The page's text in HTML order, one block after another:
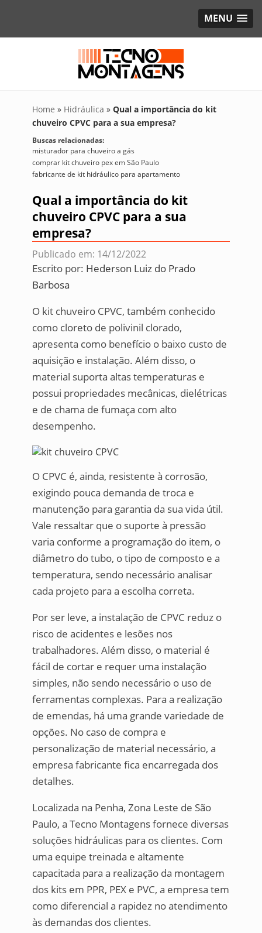
MENU
Home » Hidráulica » Qual a importância do kit
chuveiro CPVC para a sua empresa?
Buscas relacionadas:
misturador para chuveiro a gás
comprar kit chuveiro pex em São Paulo
fabricante de kit hidráulico para apartamento
Qual a importância do kit
chuveiro CPVC para a sua
empresa?
Publicado em: 14/12/2022
Escrito por: Hederson Luiz do Prado
Barbosa
O kit chuveiro CPVC, também conhecido
como cloreto de polivinil clorado,
apresenta como benefício o baixo custo de
aquisição e instalação. Além disso, o
material suporta altas temperaturas e
possui propriedades mecânicas, dielétricas
e de chama de fumaça com alto
desempenho.
O CPVC é, ainda, resistente à corrosão,
exigindo pouca demanda de troca e
manutenção para garantia da sua vida útil.
Vale ressaltar que o suporte à pressão
varia conforme a programação do item, o
diâmetro do tubo, o tipo de composto e a
temperatura, sendo necessário analisar
cada projeto para a escolha correta.
Por ser leve, a instalação de CPVC reduz o
risco de acidentes e lesões nos
trabalhadores. Além disso, o material é
fácil de cortar e requer uma instalação
simples, não sendo necessário o uso de
ferramentas complexas. Para a realização
de emendas, há uma grande variedade de
opções. No caso de compra e
personalização de material necessário, a
empresa fabricante fica encarregada dos
detalhes.
Localizada na Penha, Zona Leste de São
Paulo, a Tecno Montagens fornece diversas
soluções hidráulicas para os clientes. Com
uma equipe treinada e altamente
capacitada para a realização da montagem
dos kits em PPR, PEX e PVC, a empresa tem
como diferencial a rapidez no atendimento
às demandas dos clientes.